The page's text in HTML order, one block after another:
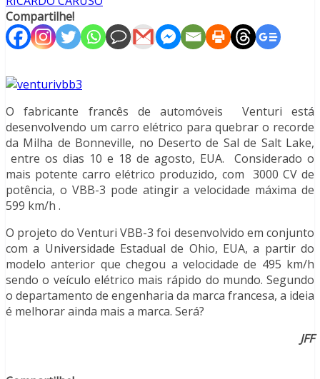
Compartilhe!
O fabricante francês de automóveis Venturi está
desenvolvendo um carro elétrico para quebrar o recorde
da Milha de Bonneville, no Deserto de Sal de Salt Lake,
entre os dias 10 e 18 de agosto, EUA. Considerado o
mais potente carro elétrico produzido, com 3000 CV de
potência, o VBB-3 pode atingir a velocidade máxima de
599 km/h .
O projeto do Venturi VBB-3 foi desenvolvido em conjunto
com a Universidade Estadual de Ohio, EUA, a partir do
modelo anterior que chegou a velocidade de 495 km/h
sendo o veículo elétrico mais rápido do mundo. Segundo
o departamento de engenharia da marca francesa, a ideia
é melhorar ainda mais a marca. Será?
JFF